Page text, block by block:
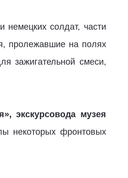
немецких солдат, части
пролежавшие на полях
зажигательной смеси,
экскурсовода музея
некоторых фронтовых